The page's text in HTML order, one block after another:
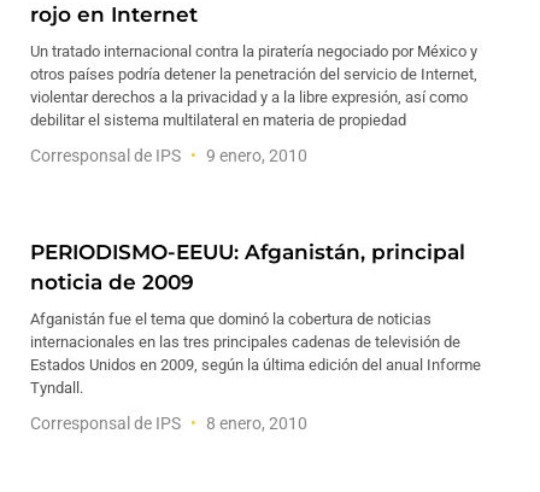
rojo en Internet
Un tratado internacional contra la piratería negociado por México y
otros países podría detener la penetración del servicio de Internet,
violentar derechos a la privacidad y a la libre expresión, así como
debilitar el sistema multilateral en materia de propiedad
Corresponsal de IPS 9 enero, 2010
PERIODISMO-EEUU: Afganistán, principal
noticia de 2009
Afganistán fue el tema que dominó la cobertura de noticias
internacionales en las tres principales cadenas de televisión de
Estados Unidos en 2009, según la última edición del anual Informe
Tyndall.
Corresponsal de IPS 8 enero, 2010